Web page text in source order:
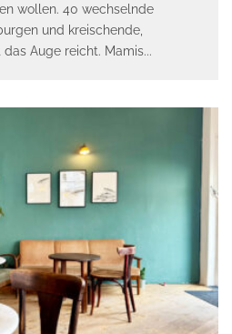
wollen. 40 wechselnde
und kreischende,
Auge reicht. Mamis...